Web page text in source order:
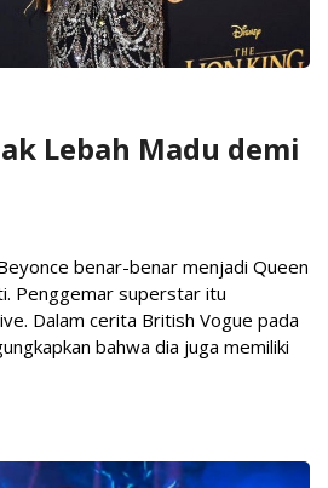
Lebah Madu demi
benar-benar menjadi Queen
Penggemar superstar itu
Dalam cerita British Vogue pada
bahwa dia juga memiliki